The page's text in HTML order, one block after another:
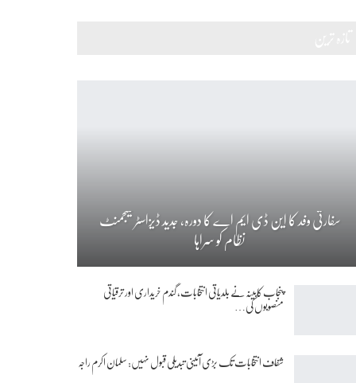
سفارتی وفد کا این ڈی ایم اے کا دورہ، جدید ڈیزاسٹر مینجمنٹ
نظام کو سراہا
پنجاب کابینہ نے بلدیاتی انتخابات، گندم خریداری اور ترقیاتی
منصوبوں کی…
شفاف انتخابات تک بڑی آئینی تبدیلی قبول نہیں: سلمان اکرم راجہ